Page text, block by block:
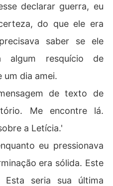
declarar guerra, eu
do que ele era
saber se ele
algum resquício de
um dia amei.
de texto de
Me encontre lá.
a Letícia.'
eu pressionava
era sólida. Este
seria sua última